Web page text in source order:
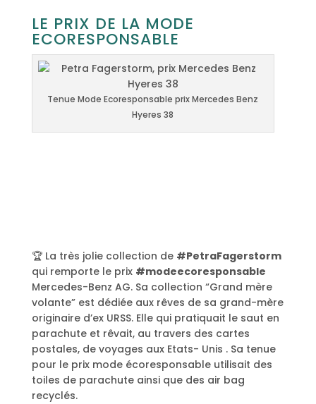
LE PRIX DE LA MODE
ECORESPONSABLE
Tenue Mode Ecoresponsable prix Mercedes Benz
Hyeres 38
🏆 La très jolie collection de #PetraFagerstorm
qui remporte le prix #modeecoresponsable
Mercedes-Benz AG. Sa collection “Grand mère
volante” est dédiée aux rêves de sa grand-mère
originaire d’ex URSS. Elle qui pratiquait le saut en
parachute et rêvait, au travers des cartes
postales, de voyages aux Etats- Unis . Sa tenue
pour le prix mode écoresponsable utilisait des
toiles de parachute ainsi que des air bag
recyclés.